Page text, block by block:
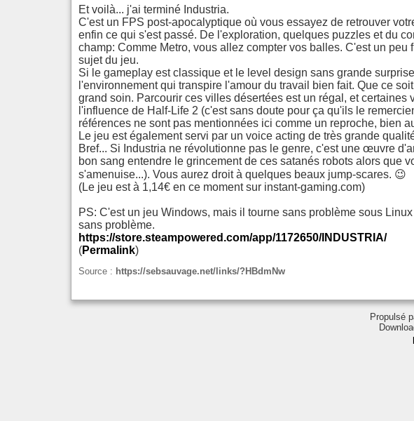
Et voilà... j'ai terminé Industria.
C'est un FPS post-apocalyptique où vous essayez de retrouver
enfin ce qui s'est passé. De l'exploration, quelques puzzles et du
champ: Comme Metro, vous allez compter vos balles. C'est un
sujet du jeu.
Si le gameplay est classique et le level design sans grande
l'environnement qui transpire l'amour du travail bien fait. Que ce
grand soin. Parcourir ces villes désertées est un régal, et
l'influence de Half-Life 2 (c'est sans doute pour ça qu'ils le
références ne sont pas mentionnées ici comme un reproche, bien
Le jeu est également servi par un voice acting de très grande
Bref... Si Industria ne révolutionne pas le genre, c'est une œuvre
bon sang entendre le grincement de ces satanés robots alors que
s'amenuise...). Vous aurez droit à quelques beaux jump-scares. 😉
(Le jeu est à 1,14€ en ce moment sur instant-gaming.com)
PS: C'est un jeu Windows, mais il tourne sans problème sous
sans problème.
https://store.steampowered.com/app/1172650/INDUSTRIA/
(Permalink)
Source : https://sebsauvage.net/links/?HBdmNw
Propulsé